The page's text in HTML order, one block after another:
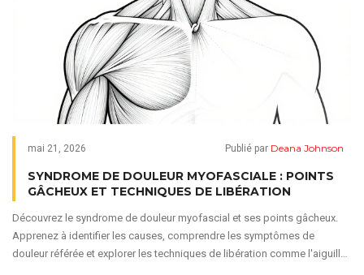
mai 21, 2026 Publié par Deana Johnson
SYNDROME DE DOULEUR MYOFASCIALE : POINTS
GÂCHEUX ET TECHNIQUES DE LIBÉRATION
Découvrez le syndrome de douleur myofascial et ses points gâcheux.
Apprenez à identifier les causes, comprendre les symptômes de
douleur référée et explorer les techniques de libération comme l'aiguille